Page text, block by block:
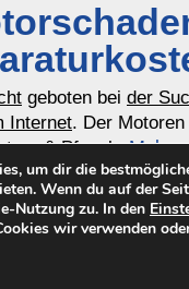
geboten bei der
Internet. Der
& Pfusch.Mehr
E 250 CDI /
um dir die
Wenn du auf der
Nutzung zu. In den
wir verwenden
Banner schließen